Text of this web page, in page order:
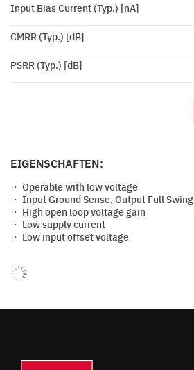
Input Bias Current (Typ.) [nA]
CMRR (Typ.) [dB]
PSRR (Typ.) [dB]
EIGENSCHAFTEN:
・ Operable with low voltage
・ Input Ground Sense, Output Full Swing
・ High open loop voltage gain
・ Low supply current
・ Low input offset voltage